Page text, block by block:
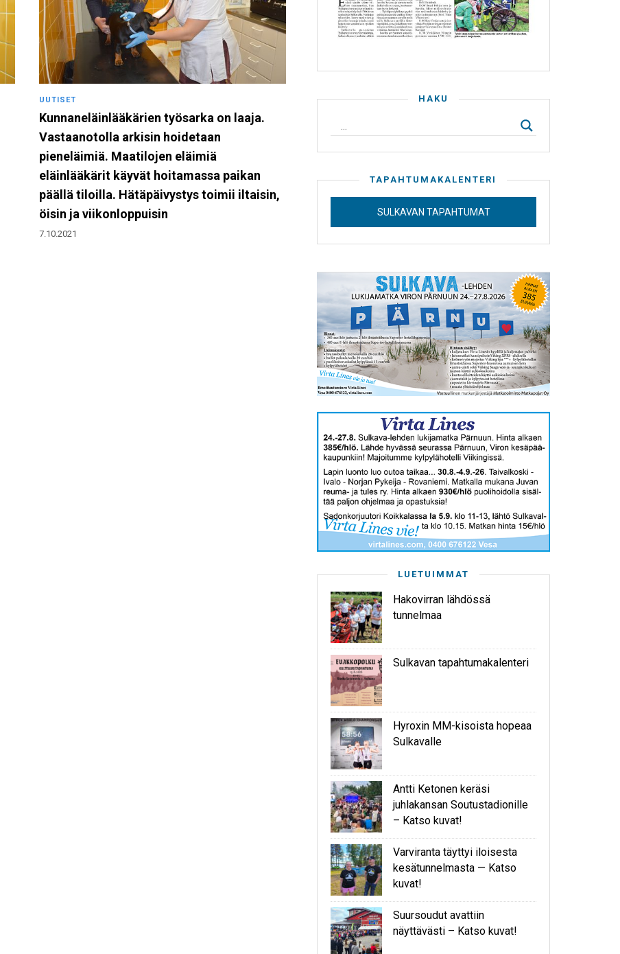
UUTISET
Kunnaneläinlääkärien työsarka on laaja.
Vastaanotolla arkisin hoidetaan
pieneläimiä. Maatilojen eläimiä
eläinlääkärit käyvät hoitamassa paikan
päällä tiloilla. Hätäpäivystys toimii iltaisin,
öisin ja viikonloppuisin
7.10.2021
HAKU
TAPAHTUMAKALENTERI
SULKAVAN TAPAHTUMAT
LUETUIMMAT
Hakovirran lähdössä
tunnelmaa
Sulkavan tapahtumakalenteri
Hyroxin MM-kisoista hopeaa
Sulkavalle
Antti Ketonen keräsi
juhlakansan Soutustadionille
– Katso kuvat!
Varviranta täyttyi iloisesta
kesätunnelmasta — Katso
kuvat!
Suursoudut avattiin
näyttävästi – Katso kuvat!